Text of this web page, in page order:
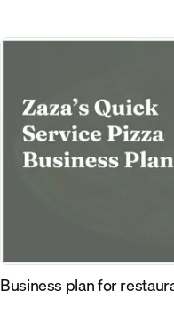
Business plan for